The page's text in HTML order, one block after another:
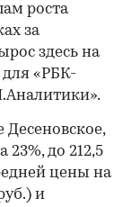
роста
за
здесь на
для «РБК-
Десеновское,
23%, до 212,5
цены на
и